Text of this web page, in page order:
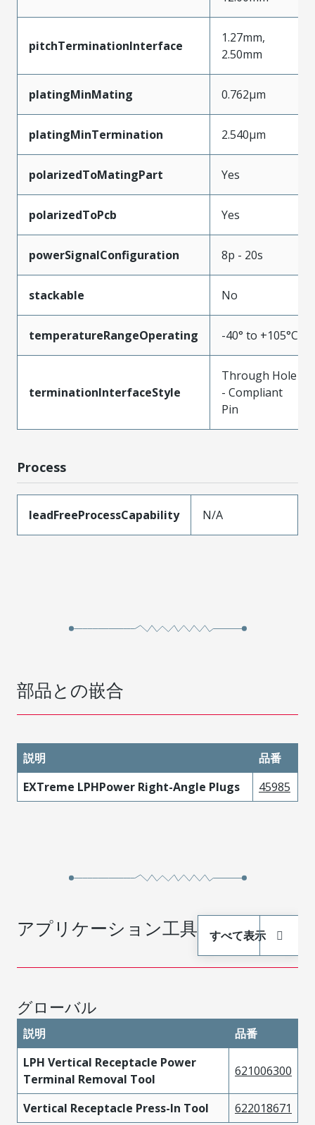
pitchTerminationInterface
1.27mm,
2.50mm
platingMinMating 0.762µm
platingMinTermination 2.540µm
polarizedToMatingPart Yes
polarizedToPcb Yes
powerSignalConfiguration 8p - 20s
stackable No
temperatureRangeOperating -40° to +105°C
terminationInterfaceStyle
Through Hole
- Compliant
Pin
Process
leadFreeProcessCapability N/A
部品との嵌合
説明
品番
EXTreme LPHPower Right-Angle Plugs
45985
アプリケーション工具 すべて表示
グローバル
説明
品番
LPH Vertical Receptacle Power
Terminal Removal Tool
621006300
Vertical Receptacle Press-In Tool 622018671